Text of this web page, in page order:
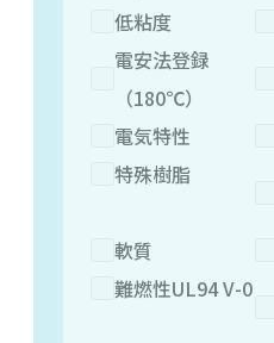
低粘度
電安法登録
（180℃）
電気特性
特殊樹脂
軟質
難燃性UL94 V-0